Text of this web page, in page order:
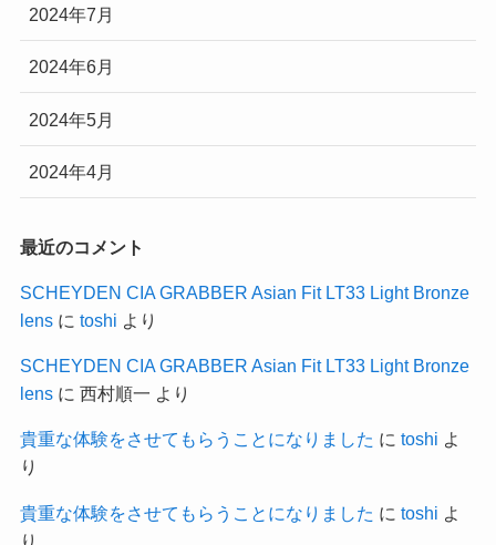
2024年7月
2024年6月
2024年5月
2024年4月
最近のコメント
SCHEYDEN CIA GRABBER Asian Fit LT33 Light Bronze
lensに toshi より
SCHEYDEN CIA GRABBER Asian Fit LT33 Light Bronze
lensに 西村順一 より
貴重な体験をさせてもらうことになりました に toshi よ
り
貴重な体験をさせてもらうことになりました に toshi よ
り